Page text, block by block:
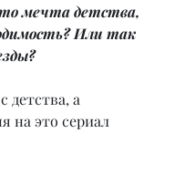
мечта детства,
Или так
детства, а
на это сериал